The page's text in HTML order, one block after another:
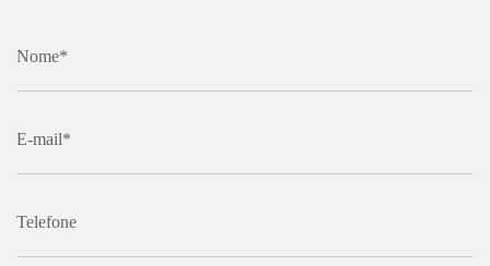
Nome*
E-mail*
Telefone